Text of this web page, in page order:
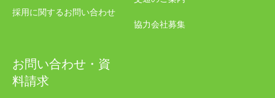
採用に関するお問い合わせ
協力会社募集
お問い合わせ・資
料請求